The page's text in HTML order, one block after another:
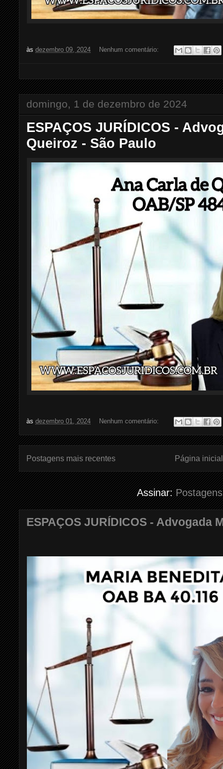
àsdezembro 09, 2024 Nenhum comentário:
domingo, 1 de dezembro de 2024
ESPAÇOS JURÍDICOS -
Queiroz - São Paulo
àsdezembro 01, 2024 Nenhum comentário:
Postagens mais recentes Página inicial
Assinar:
ESPAÇOS JURÍDICOS - Advogada